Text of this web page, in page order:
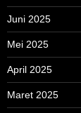
Juni 2025
Mei 2025
April 2025
Maret 2025